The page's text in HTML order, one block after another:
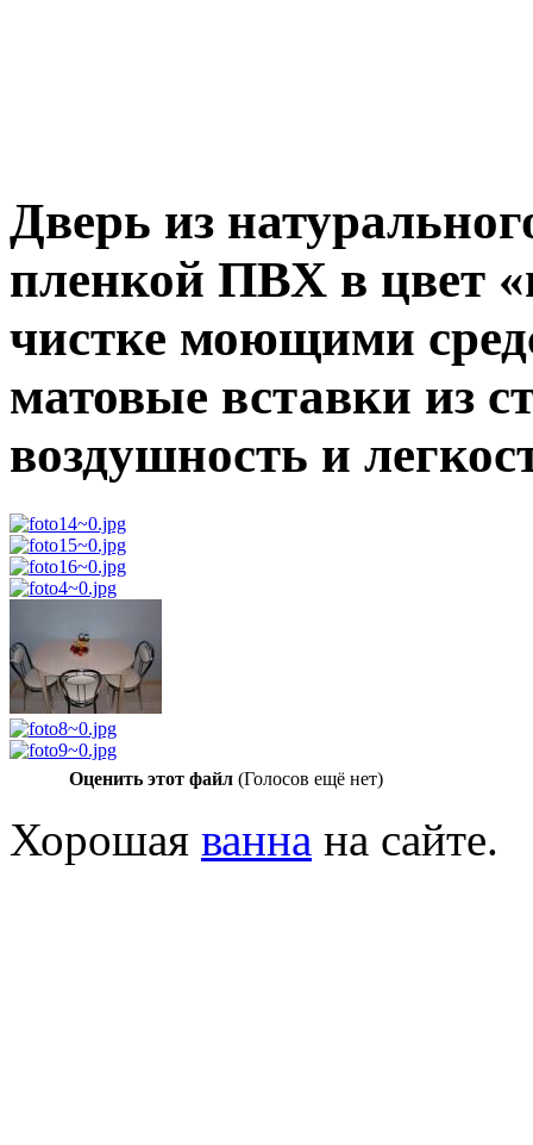
Дверь из
пленкой ПВХ в цвет
чистке моющими
матовые вставки из
воздушность и
Оценить этот файл(Голосов ещё нет)
Хорошая ванна на сайте.